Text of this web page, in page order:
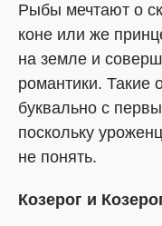
Рыбы мечтают о
коне или же
на земле и
романтики. Такие
буквально с
поскольку
не понять.
Козерог и